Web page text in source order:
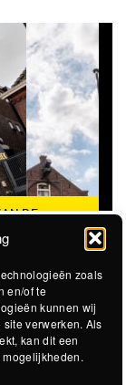
zoals
en/of te
kunnen wij
verwerken. Als
kan dit een
DE